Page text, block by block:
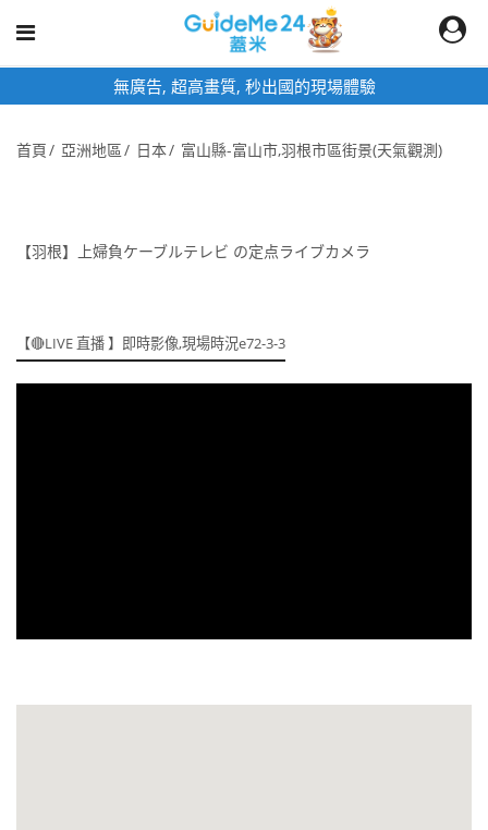
無廣告, 超高畫質, 秒出國的現場體驗
首頁 亞洲地區 日本 富山縣-富山市,羽根市區街景(天氣觀測)
【羽根】上婦負ケーブルテレビ の定点ライブカメラ
【🔴LIVE 直播 】即時影像,現場時況e72-3-3